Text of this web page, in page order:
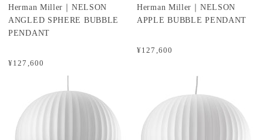
¥127,600
Herman Miller｜NELSON
ANGLED SPHERE BUBBLE
PENDANT
¥127,600
Herman Miller｜NELSON
APPLE BUBBLE PENDANT